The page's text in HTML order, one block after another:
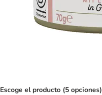
Escoge el producto (5 opciones)